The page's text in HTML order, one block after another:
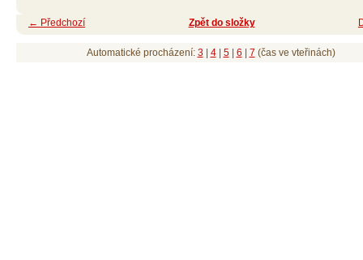
← Předchozí Zpět do složky
Automatické procházení: 3| 4| 5| 6 7 (čas ve vteřinách)